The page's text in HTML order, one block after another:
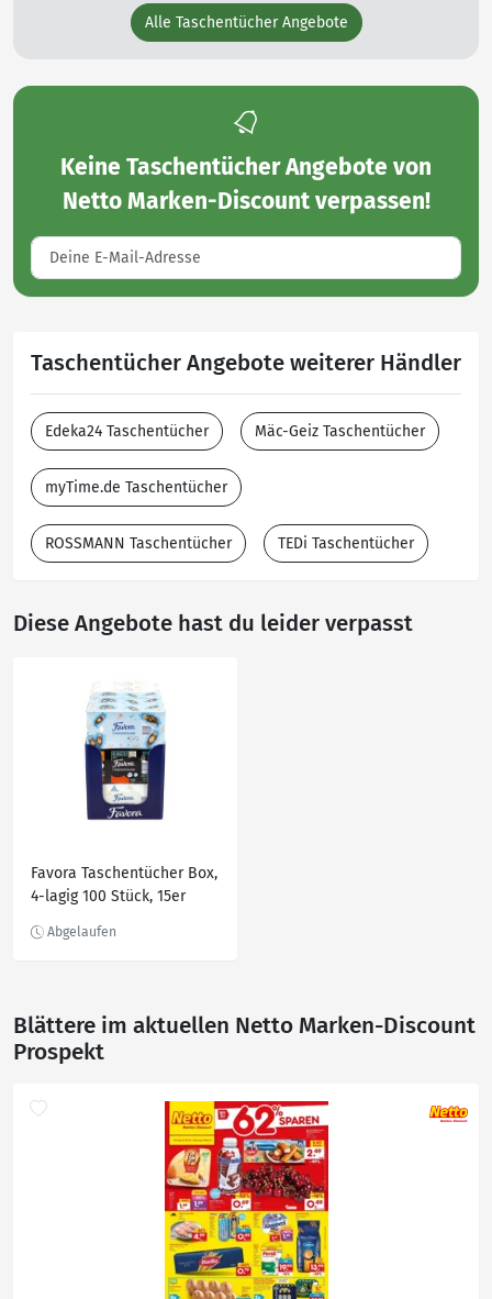
Alle Taschentücher Angebote
Keine Taschentücher Angebote von
Netto Marken-Discountverpassen!
Taschentücher Angebote weiterer Händler
Edeka24 Taschentücher Mäc-Geiz Taschentücher
myTime.de Taschentücher
ROSSMANN Taschentücher TEDi Taschentücher
Diese Angebote hast du leider verpasst
Favora Taschentücher Box,
4-lagig 100 Stück, 15er
Blättere im aktuellen Netto Marken-Discount
Prospekt